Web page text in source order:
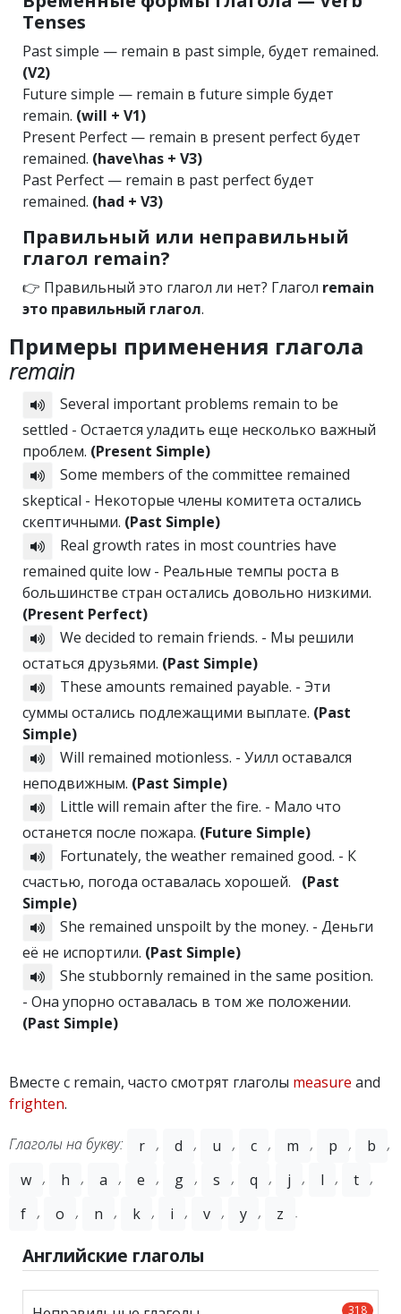
Tenses
Past simple — remain в past simple, будет remained.
(V2)
Future simple — remain в future simple будет
remain. (will + V1)
Present Perfect — remain в present perfect будет
remained. (have\has + V3)
Past Perfect — remain в past perfect будет
remained. (had + V3)
Правильный или неправильный
глагол remain?
👉 Правильный это глагол ли нет? Глагол remain
это правильный глагол.
Примеры применения глагола
remain
Several important problems remain to be
settled - Остается уладить еще несколько важный
проблем. (Present Simple)
Some members of the committee remained
skeptical - Некоторые члены комитета остались
скептичными. (Past Simple)
Real growth rates in most countries have
remained quite low - Реальные темпы роста в
большинстве стран остались довольно низкими.
(Present Perfect)
We decided to remain friends. - Мы решили
остаться друзьями. (Past Simple)
These amounts remained payable. - Эти
суммы остались подлежащими выплате. (Past
Simple)
Will remained motionless. - Уилл оставался
неподвижным. (Past Simple)
Little will remain after the fire. - Мало что
останется после пожара. (Future Simple)
Fortunately, the weather remained good. - К
счастью, погода оставалась хорошей. (Past
Simple)
She remained unspoilt by the money. - Деньги
её не испортили. (Past Simple)
She stubbornly remained in the same position.
- Она упорно оставалась в том же положении.
(Past Simple)
Вместе с remain, часто смотрят глаголы measure and
frighten.
Глаголы на букву: r , d , u , c , m , p , b
,
w , h , a , e , g , s , q , j , l , t ,
f , o , n , k , i , v , y , z .
Английские глаголы
318